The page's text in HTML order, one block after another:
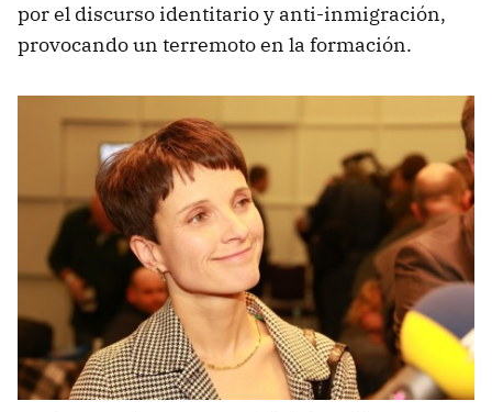
por el discurso identitario y anti-inmigración,
provocando un terremoto en la formación.